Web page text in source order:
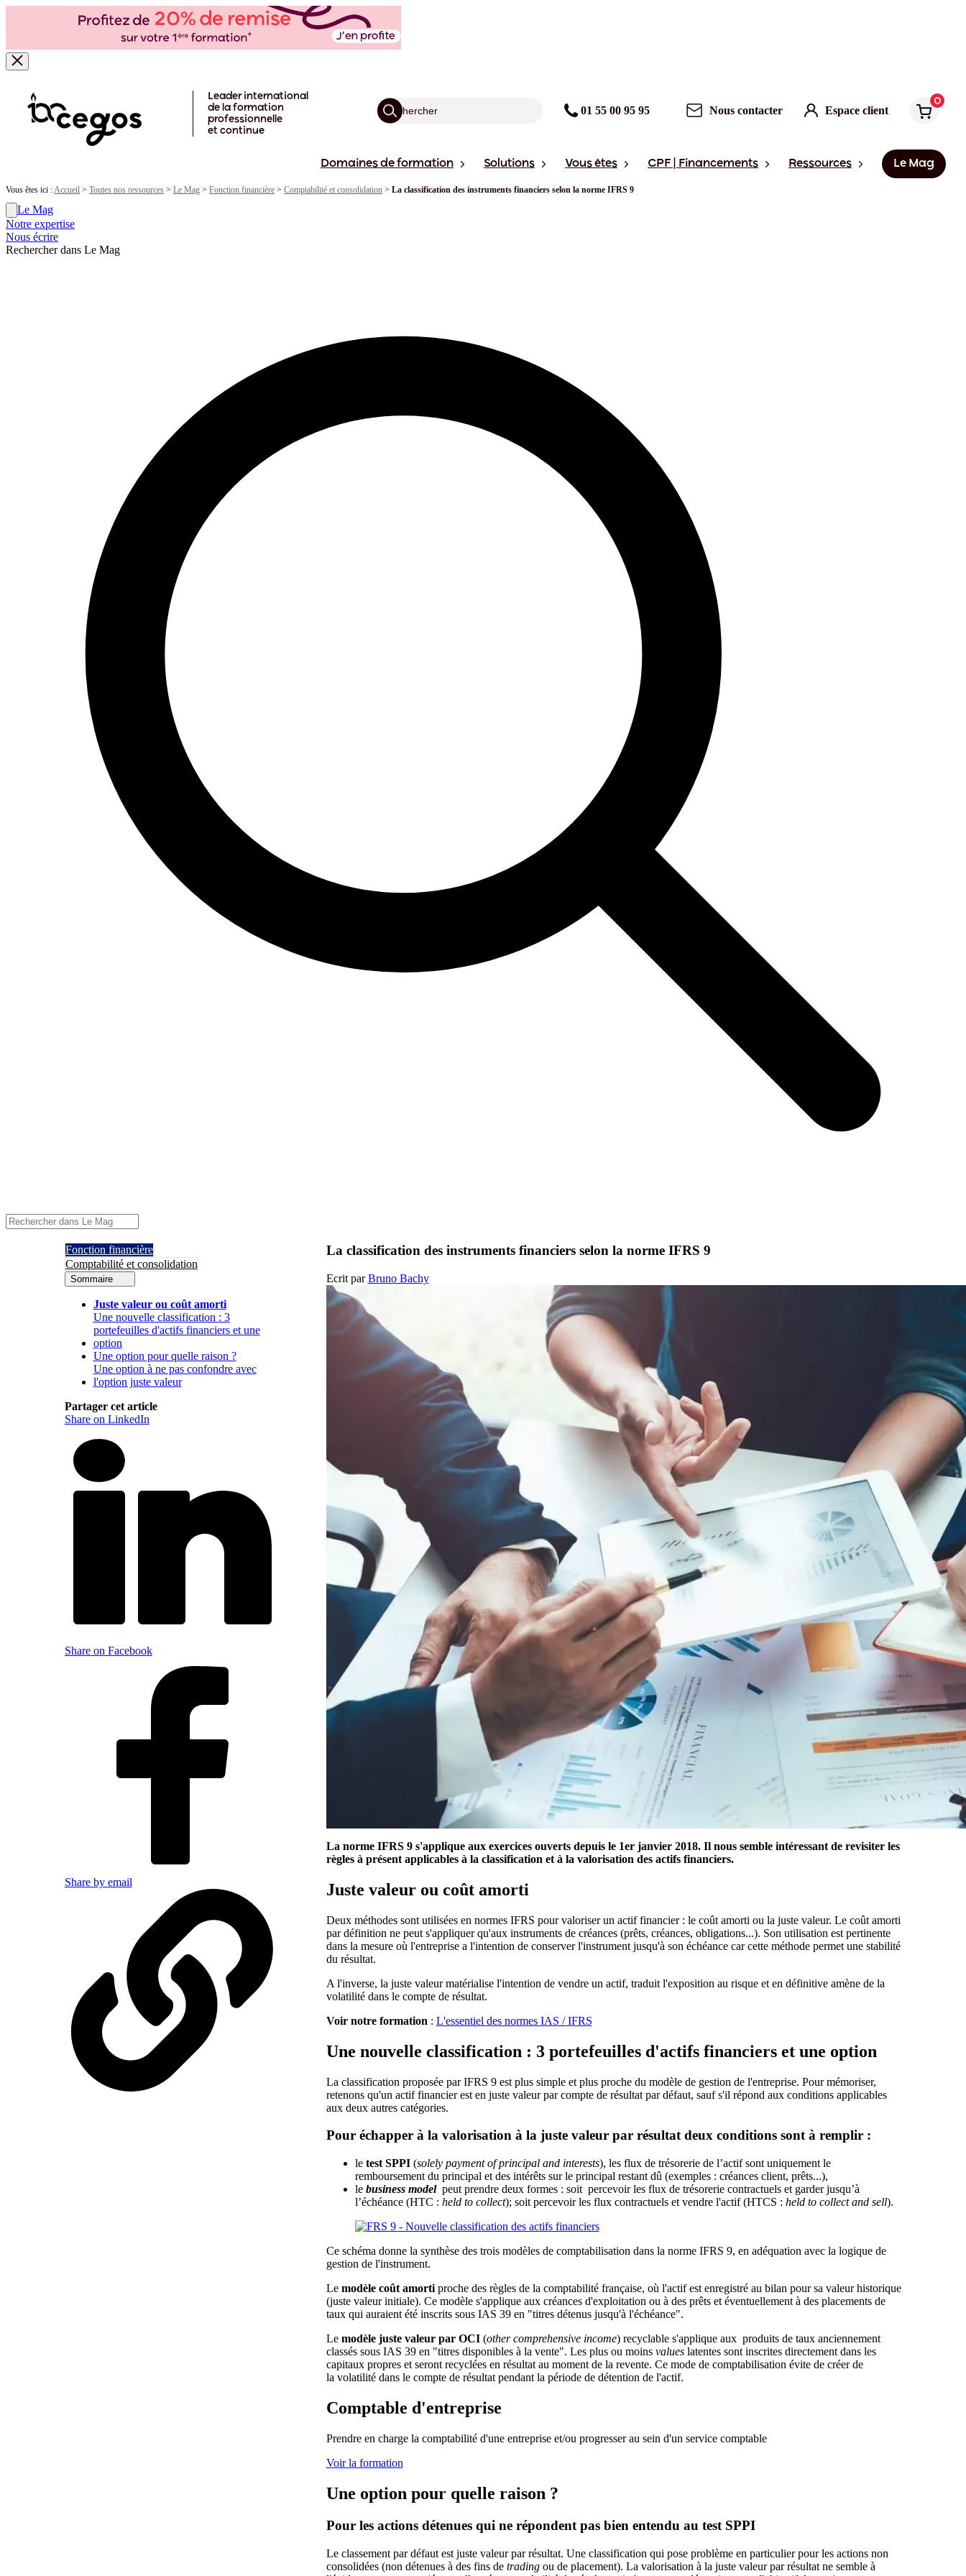
Leader international
de la formation
professionnelle
et continue
01 55 00 95 95 Nous contacter Espace client
0
Domaines de formation Solutions Vous êtes CPF | Financements Ressources Le Mag
Vous êtes ici :Accueil > Toutes nos ressources > Le Mag > Fonction financière > Comptabilité et consolidation > La classification des instruments financiers selon la norme IFRS 9
Le Mag
Notre expertise
Nous écrire
Rechercher dans Le Mag
Fonction financière
Comptabilité et consolidation
Sommaire
Juste valeur ou coût amorti
Une nouvelle classification : 3
portefeuilles d'actifs financiers et une
option
Une option pour quelle raison ?
Une option à ne pas confondre avec
l'option juste valeur
Partager cet article
Share on LinkedIn
Share on Facebook
Share by email
La classification des instruments financiers selon la norme IFRS 9
Ecrit parBruno Bachy
La norme IFRS 9 s'applique aux exercices ouverts depuis le 1er janvier 2018. Il nous semble intéressant de revisiter les
règles à présent applicables à la classification et à la valorisation des actifs financiers.
Juste valeur ou coût amorti
Deux méthodes sont utilisées en normes IFRS pour valoriser un actif financier : le coût amorti ou la juste valeur. Le coût amorti
par définition ne peut s'appliquer qu'aux instruments de créances (prêts, créances, obligations...). Son utilisation est pertinente
dans la mesure où l'entreprise a l'intention de conserver l'instrument jusqu'à son échéance car cette méthode permet une stabilité
du résultat.
A l'inverse, la juste valeur matérialise l'intention de vendre un actif, traduit l'exposition au risque et en définitive amène de la
volatilité dans le compte de résultat.
Voir notre formation : L'essentiel des normes IAS / IFRS
Une nouvelle classification : 3 portefeuilles d'actifs financiers et une option
La classification proposée par IFRS 9 est plus simple et plus proche du modèle de gestion de l'entreprise. Pour mémoriser,
retenons qu'un actif financier est en juste valeur par compte de résultat par défaut, sauf s'il répond aux conditions applicables
aux deux autres catégories.
Pour échapper à la valorisation à la juste valeur par résultat deux conditions sont à remplir :
le test SPPI(solely payment of principal and interests), les flux de trésorerie de l’actif sont uniquement le
remboursement du principal et des intérêts sur le principal restant dû (exemples : créances client, prêts...),
le business modelpeut prendre deux formes : soit percevoir les flux de trésorerie contractuels et garder jusqu’à
l’échéance (HTC : held to collect); soit percevoir les flux contractuels et vendre l'actif (HTCS : held to collect and sell).
Ce schéma donne la synthèse des trois modèles de comptabilisation dans la norme IFRS 9, en adéquation avec la logique de
gestion de l'instrument.
Le modèle coût amortiproche des règles de la comptabilité française, où l'actif est enregistré au bilan pour sa valeur historique
(juste valeur initiale). Ce modèle s'applique aux créances d'exploitation ou à des prêts et éventuellement à des placements de
taux qui auraient été inscrits sous IAS 39 en "titres détenus jusqu'à l'échéance".
Le modèle juste valeur par OCI(other comprehensive income) recyclable s'applique aux produits de taux anciennement
classés sous IAS 39 en "titres disponibles à la vente". Les plus ou moins valueslatentes sont inscrites directement dans les
capitaux propres et seront recyclées en résultat au moment de la revente. Ce mode de comptabilisation évite de créer de
la volatilité dans le compte de résultat pendant la période de détention de l'actif.
Comptable d'entreprise
Prendre en charge la comptabilité d'une entreprise et/ou progresser au sein d'un service comptable
Voir la formation
Une option pour quelle raison ?
Pour les actions détenues qui ne répondent pas bien entendu au test SPPI
Le classement par défaut est juste valeur par résultat. Une classification qui pose problème en particulier pour les actions non
consolidées (non détenues à des fins de tradingou de placement). La valorisation à la juste valeur par résultat ne semble à